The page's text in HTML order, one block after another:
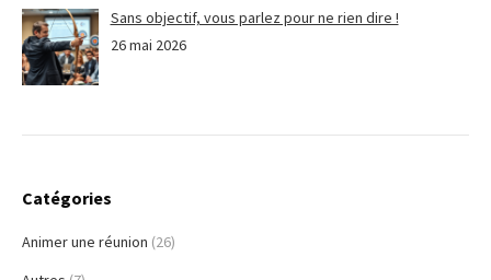
Sans objectif, vous parlez pour ne rien dire !
26 mai 2026
Catégories
Animer une réunion (26)